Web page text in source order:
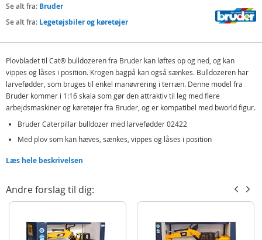
Se alt fra: Bruder
Se alt fra: Legetøjsbiler og køretøjer
Plovbladet til Cat® bulldozeren fra Bruder kan løftes op og ned, og kan
vippes og låses i position. Krogen bagpå kan også sænkes. Bulldozeren har
larvefødder, som bruges til enkel manøvrering i terræn. Denne model fra
Bruder kommer i 1:16 skala som gør den attraktiv til leg med flere
arbejdsmaskiner og køretøjer fra Bruder, og er kompatibel med bworld figur.
Bruder Caterpillar bulldozer med larvefødder 02422
Med plov som kan hæves, sænkes, vippes og låses i position
Indholder:
Detaljer:
Læs hele beskrivelsen
Andre forslag til dig: